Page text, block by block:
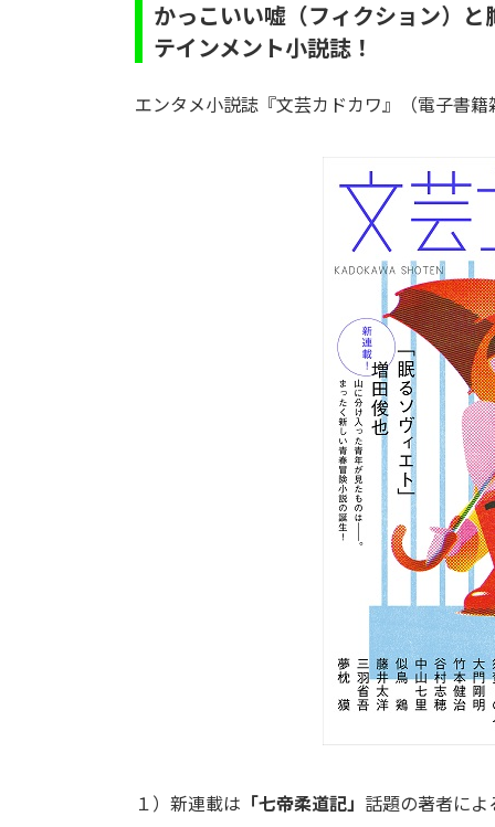
かっこいい嘘（フィクション）と
テインメント小説誌！
エンタメ小説誌『文芸カドカワ』（電子書
１）新連載は 「七帝柔道記」 話題の著者によ